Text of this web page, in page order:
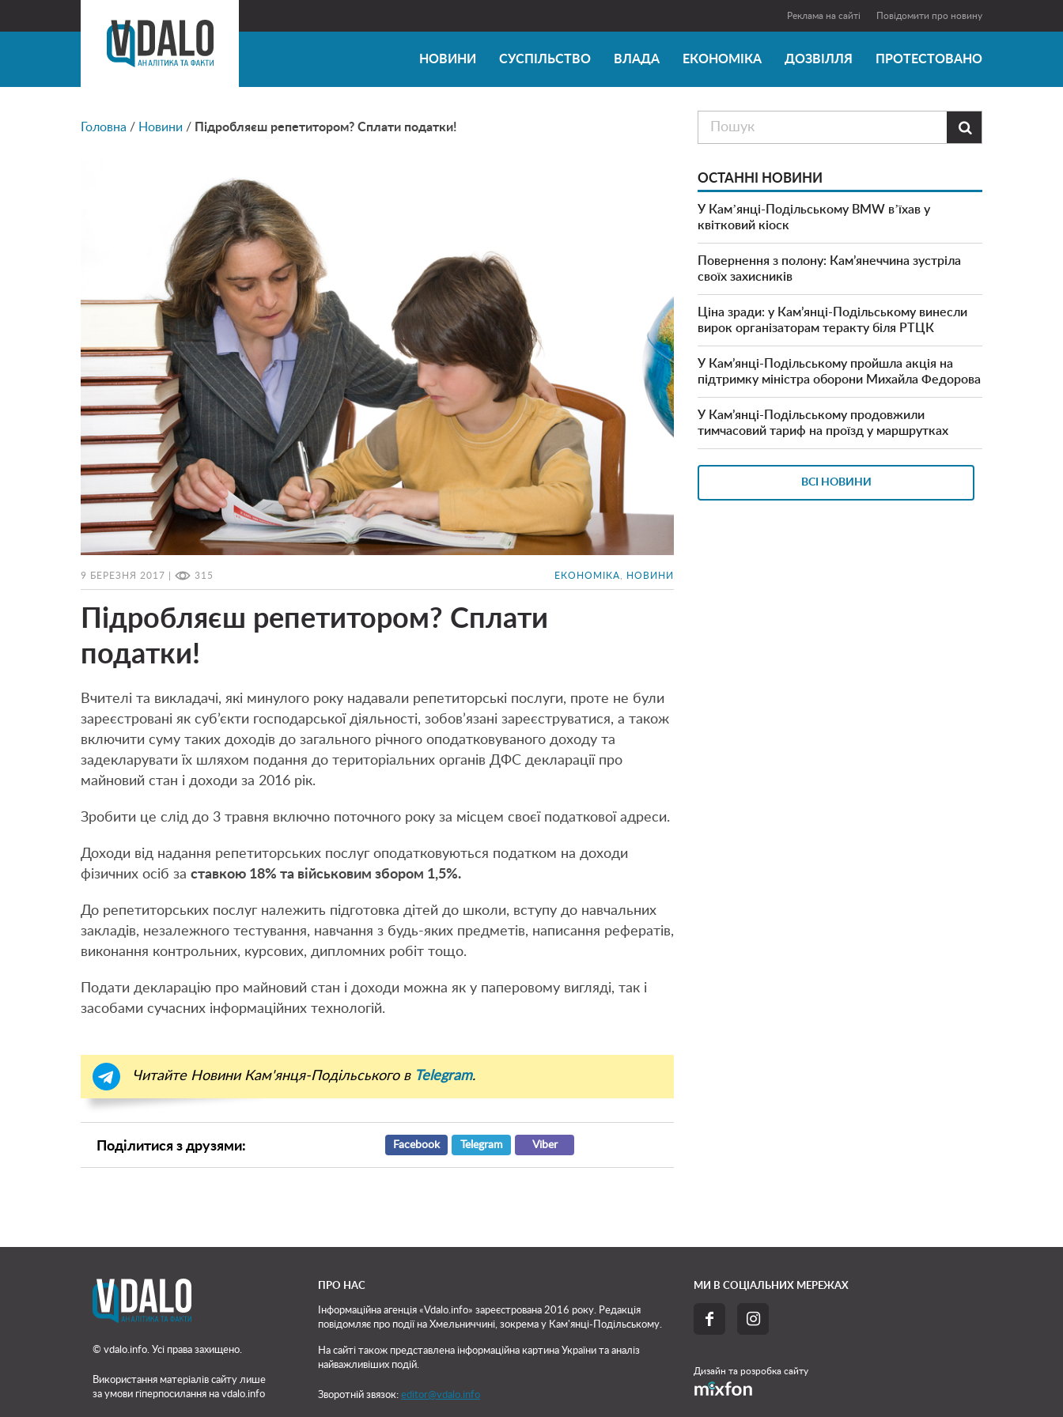
Реклама на сайті Повідомити про новину
НОВИНИ СУСПІЛЬСТВО ВЛАДА ЕКОНОМІКА ДОЗВІЛЛЯ ПРОТЕСТОВАНО
Головна / Новини / Підробляєш репетитором? Сплати податки!
9 БЕРЕЗНЯ 2017 | 315 ЕКОНОМІКА НОВИНИ
Підробляєш репетитором? Сплати
податки!
Вчителі та викладачі, які минулого року надавали репетиторські послуги, проте не були
зареєстровані як суб’єкти господарської діяльності, зобов’язані зареєструватися, а також
включити суму таких доходів до загального річного оподатковуваного доходу та
задекларувати їх шляхом подання до територіальних органів ДФС декларації про
майновий стан і доходи за 2016 рік.
Зробити це слід до 3 травня включно поточного року за місцем своєї податкової адреси.
Доходи від надання репетиторських послуг оподатковуються податком на доходи
фізичних осіб за ставкою 18% та військовим збором 1,5%.
До репетиторських послуг належить підготовка дітей до школи, вступу до навчальних
закладів, незалежного тестування, навчання з будь-яких предметів, написання рефератів,
виконання контрольних, курсових, дипломних робіт тощо.
Подати декларацію про майновий стан і доходи можна як у паперовому вигляді, так і
засобами сучасних інформаційних технологій.
Читайте Новини Кам'янця-Подільського в Telegram.
Поділитися з друзями: Facebook Telegram Viber

ОСТАННІ НОВИНИ
У Камʼянці-Подільському BMW вʼїхав у
квітковий кіоск
Повернення з полону: Кам’янеччина зустріла
своїх захисників
Ціна зради: у Кам’янці-Подільському винесли
вирок організаторам теракту біля РТЦК
У Кам’янці-Подільському пройшла акція на
підтримку міністра оборони Михайла Федорова
У Кам’янці-Подільському продовжили
тимчасовий тариф на проїзд у маршрутках
ВСІ НОВИНИ
© vdalo.info. Усі права захищено.
Використання матеріалів сайту лише
за умови гіперпосилання на vdalo.info
ПРО НАС
Інформаційна агенція «Vdalo.info» зареєстрована 2016 року. Редакція
повідомляє про події на Хмельниччині, зокрема у Кам'янці-Подільському.
На сайті також представлена інформаційна картина України та аналіз
найважливіших подій.
Зворотній звязок: editor@vdalo.info
МИ В СОЦІАЛЬНИХ МЕРЕЖАХ
 
Дизайн та розробка сайту